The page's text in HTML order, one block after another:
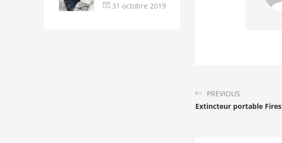
31 octobre 2019
PREVIOUS
Extincteur portable